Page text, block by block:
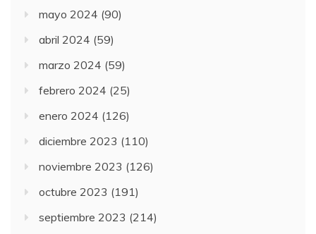
mayo 2024 (90)
abril 2024 (59)
marzo 2024 (59)
febrero 2024 (25)
enero 2024 (126)
diciembre 2023 (110)
noviembre 2023 (126)
octubre 2023 (191)
septiembre 2023 (214)